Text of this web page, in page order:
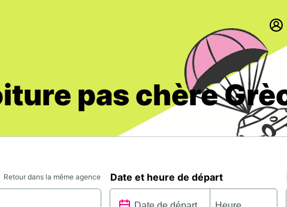
pas chère
Retour dans la même agence Date et heure de départ